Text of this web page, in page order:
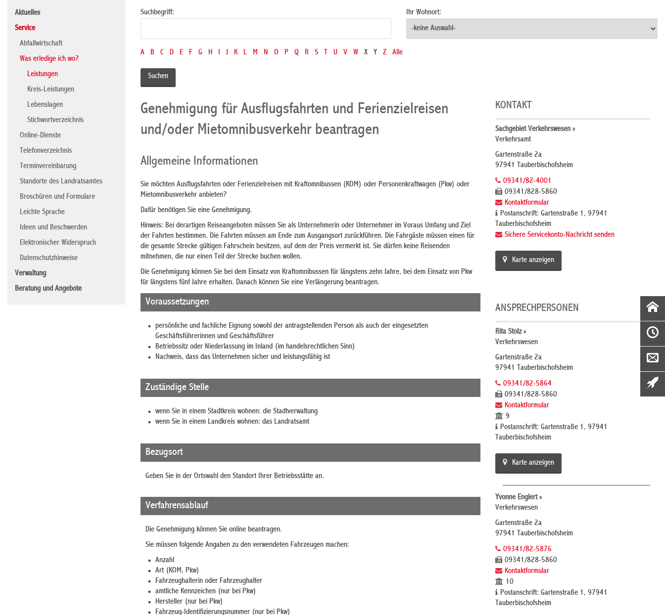
Aktuelles
Service
Abfallwirtschaft
Was erledige ich wo?
Leistungen
Kreis-Leistungen
Lebenslagen
Stichwortverzeichnis
Online-Dienste
Telefonverzeichnis
Terminvereinbarung
Standorte des Landratsamtes
Broschüren und Formulare
Leichte Sprache
Ideen und Beschwerden
Elektronischer Widerspruch
Datenschutzhinweise
Verwaltung
Beratung und Angebote
Suchbegriff: Ihr Wohnort:
A B C D E F G H I J K L M N O P Q R S T U V W X Y Z Alle
Genehmigung für Ausflugsfahrten und Ferienzielreisen
und/oder Mietomnibusverkehr beantragen
Allgemeine Informationen
Sie möchten Ausflugsfahrten oder Ferienzielreisen mit Kraftomnibussen (KOM) oder Personenkraftwagen (Pkw) oder
Mietomnibusverkehr anbieten?
Dafür benötigen Sie eine Genehmigung.
Hinweis: Bei derartigen Reiseangeboten müssen Sie als Unternehmerin oder Unternehmer im Voraus Umfang und Ziel
der Fahrten bestimmen. Die Fahrten müssen am Ende zum Ausgangsort zurückführen. Die Fahrgäste müssen einen für
die gesamte Strecke gültigen Fahrschein besitzen, auf dem der Preis vermerkt ist. Sie dürfen keine Reisenden
mitnehmen, die nur einen Teil der Strecke buchen wollen.
Die Genehmigung können Sie bei dem Einsatz von Kraftomnibussen für längstens zehn Jahre, bei dem Einsatz von Pkw
für längstens fünf Jahre erhalten. Danach können Sie eine Verlängerung beantragen.
Voraussetzungen
persönliche und fachliche Eignung sowohl der antragstellenden Person als auch der eingesetzten
Geschäftsführerinnen und Geschäftsführer
Betriebssitz oder Niederlassung im Inland(im handelsrechtlichen Sinn)
Nachweis, dass das Unternehmen sicher und leistungsfähig ist
Zuständige Stelle
wenn Sie in einem Stadtkreis wohnen: die Stadtverwaltung
wenn Sie in einem Landkreis wohnen: das Landratsamt
Bezugsort
Geben Sie in der Ortswahl den Standort Ihrer Betriebsstätte an.
Verfahrensablauf
Die Genehmigung können Sie online beantragen.
Sie müssen folgende Angaben zu den verwendeten Fahrzeugen machen:
Anzahl
Art (KOM, Pkw)
Fahrzeughalterin oder Fahrzeughalter
amtliche Kennzeichen (nur bei Pkw)
Hersteller (nur bei Pkw)
Fahrzeug-Identifizierungsnummer (nur bei Pkw)
KONTAKT
Sachgebiet Verkehrswesen »
Verkehrsamt
Gartenstraße 2a
97941 Tauberbischofsheim
09341/82-4001
09341/828-5860
Kontaktformular
Postanschrift: Gartenstraße 1, 97941
Tauberbischofsheim
Sichere Servicekonto-Nachricht senden
Karte anzeigen
ANSPRECHPERSONEN
Rita Stolz »
Verkehrswesen
Gartenstraße 2a
97941 Tauberbischofsheim
09341/82-5864
09341/828-5860
Kontaktformular
9
Postanschrift: Gartenstraße 1, 97941
Tauberbischofsheim
Karte anzeigen
Yvonne Englert »
Verkehrswesen
Gartenstraße 2a
97941 Tauberbischofsheim
09341/82-5876
09341/828-5860
Kontaktformular
10
Postanschrift: Gartenstraße 1, 97941
Tauberbischofsheim